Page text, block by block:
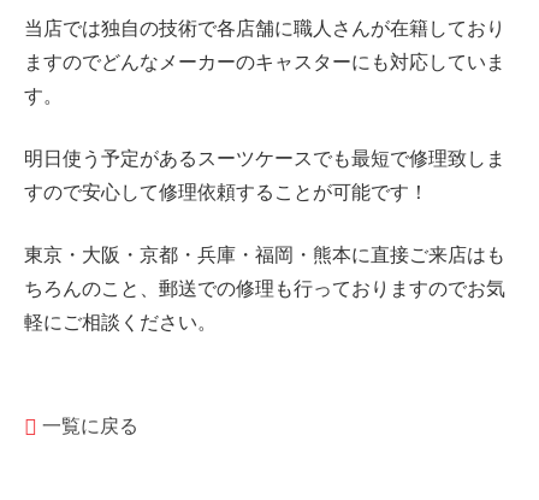
当店では独自の技術で各店舗に職人さんが在籍しており
ますのでどんなメーカーのキャスターにも対応していま
す。
明日使う予定があるスーツケースでも最短で修理致しま
すので安心して修理依頼することが可能です！
東京・大阪・京都・兵庫・福岡・熊本に直接ご来店はも
ちろんのこと、郵送での修理も行っておりますのでお気
軽にご相談ください。
一覧に戻る